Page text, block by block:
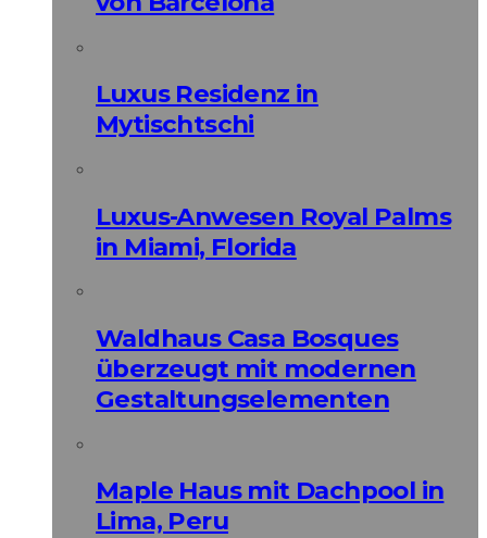
Luxus Residenz in
Mytischtschi
Luxus-Anwesen Royal Palms
in Miami, Florida
Waldhaus Casa Bosques
überzeugt mit modernen
Gestaltungselementen
Maple Haus mit Dachpool in
Lima, Peru